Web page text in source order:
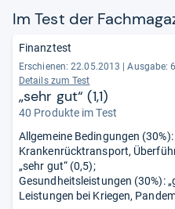
Im Test der
Finanztest
Erschienen: 22.05.2013
Ausgabe:
Details zum Test
„sehr gut“ (1,1)
40 Produkte im Test
Allgemeine Bedingungen (30%):
Krankenrücktransport,
„sehr gut“ (0,5);
Gesundheitsleistungen (30%):
Leistungen bei Kriegen,